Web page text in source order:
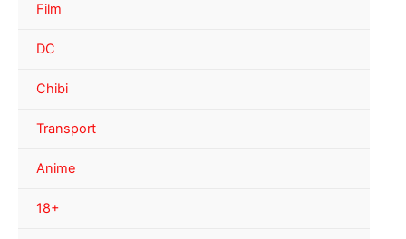
Film
DC
Chibi
Transport
Anime
18+